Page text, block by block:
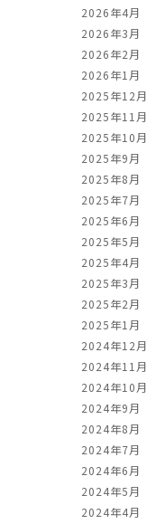
2026年4月
2026年3月
2026年2月
2026年1月
2025年12月
2025年11月
2025年10月
2025年9月
2025年8月
2025年7月
2025年6月
2025年5月
2025年4月
2025年3月
2025年2月
2025年1月
2024年12月
2024年11月
2024年10月
2024年9月
2024年8月
2024年7月
2024年6月
2024年5月
2024年4月